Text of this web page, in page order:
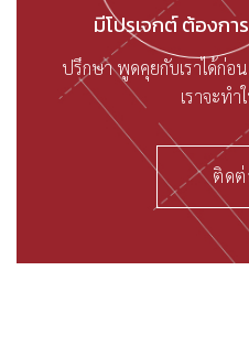
มีโปรเจกต์ ต้องก
ปรึกษา พูดคุยกับเราได้ก่อ
เราจะทำ
ติดต่